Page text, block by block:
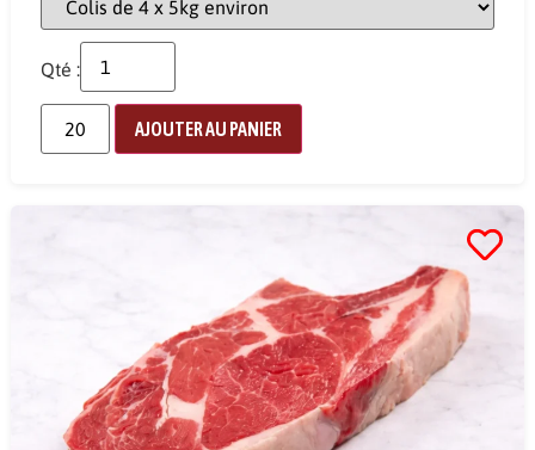
Qté :
AJOUTER AU PANIER